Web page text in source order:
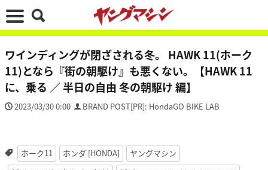
ワインディングが閉ざされる冬。 HAWK 11(ホーク
11)となら『街の朝駆け』も悪くない。【HAWK 11
に、乗る ／ 半日の自由 冬の朝駆け 編】
2023/03/30 0:00 BRAND POST[PR]: HondaGO BIKE LAB
ホーク11 ホンダ [HONDA]
ヤングマシン